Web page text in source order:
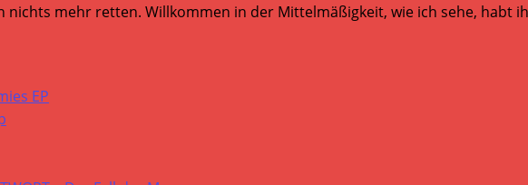
nichts mehr retten. Willkommen in der Mittelmäßigkeit, wie ich sehe, habt
EP